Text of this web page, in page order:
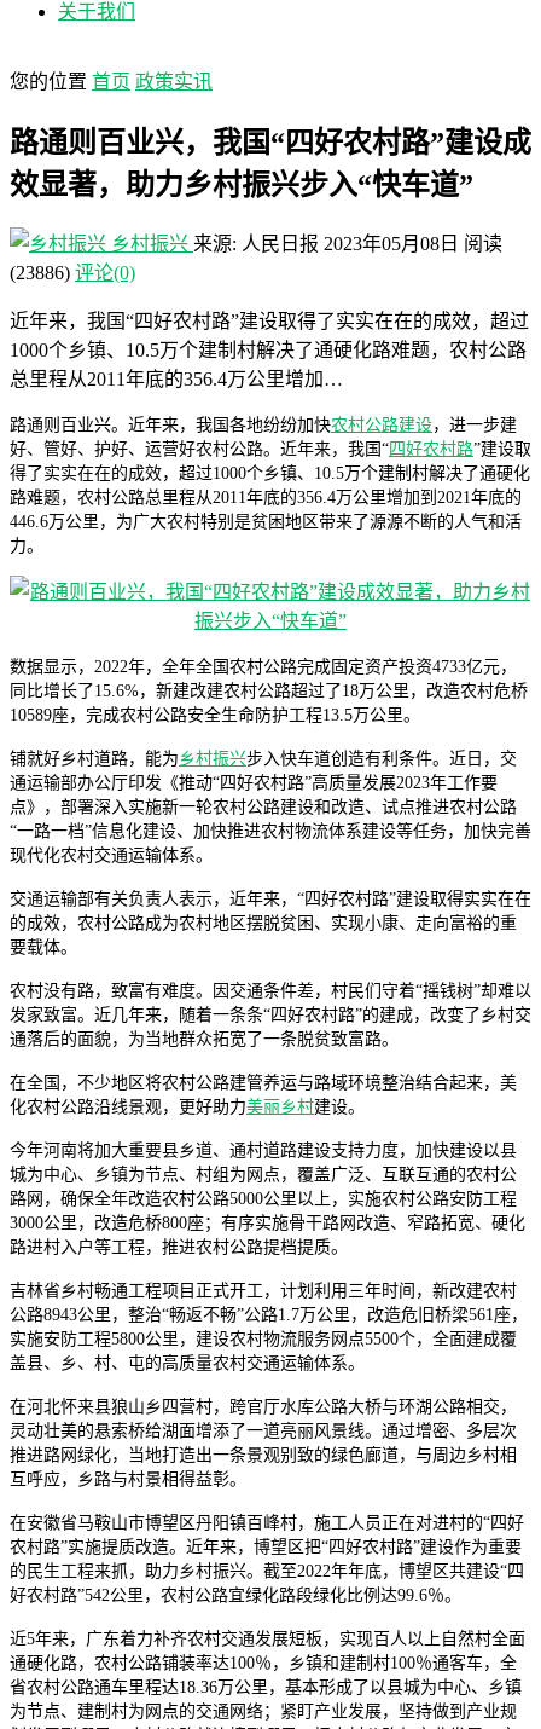
关于我们
您的位置 首页 政策实讯
路通则百业兴，我国“四好农村路”建设成
效显著，助力乡村振兴步入“快车道”
乡村振兴 来源: 人民日报 2023年05月08日 阅读
(23886) 评论(0)
近年来，我国“四好农村路”建设取得了实实在在的成效，超过
1000个乡镇、10.5万个建制村解决了通硬化路难题，农村公路
总里程从2011年底的356.4万公里增加…
路通则百业兴。近年来，我国各地纷纷加快农村公路建设，进一步建
好、管好、护好、运营好农村公路。近年来，我国“四好农村路”建设取
得了实实在在的成效，超过1000个乡镇、10.5万个建制村解决了通硬化
路难题，农村公路总里程从2011年底的356.4万公里增加到2021年底的
446.6万公里，为广大农村特别是贫困地区带来了源源不断的人气和活
力。
数据显示，2022年，全年全国农村公路完成固定资产投资4733亿元，
同比增长了15.6%，新建改建农村公路超过了18万公里，改造农村危桥
10589座，完成农村公路安全生命防护工程13.5万公里。
铺就好乡村道路，能为乡村振兴步入快车道创造有利条件。近日，交
通运输部办公厅印发《推动“四好农村路”高质量发展2023年工作要
点》，部署深入实施新一轮农村公路建设和改造、试点推进农村公路
“一路一档”信息化建设、加快推进农村物流体系建设等任务，加快完善
现代化农村交通运输体系。
交通运输部有关负责人表示，近年来，“四好农村路”建设取得实实在在
的成效，农村公路成为农村地区摆脱贫困、实现小康、走向富裕的重
要载体。
农村没有路，致富有难度。因交通条件差，村民们守着“摇钱树”却难以
发家致富。近几年来，随着一条条“四好农村路”的建成，改变了乡村交
通落后的面貌，为当地群众拓宽了一条脱贫致富路。
在全国，不少地区将农村公路建管养运与路域环境整治结合起来，美
化农村公路沿线景观，更好助力美丽乡村建设。
今年河南将加大重要县乡道、通村道路建设支持力度，加快建设以县
城为中心、乡镇为节点、村组为网点，覆盖广泛、互联互通的农村公
路网，确保全年改造农村公路5000公里以上，实施农村公路安防工程
3000公里，改造危桥800座；有序实施骨干路网改造、窄路拓宽、硬化
路进村入户等工程，推进农村公路提档提质。
吉林省乡村畅通工程项目正式开工，计划利用三年时间，新改建农村
公路8943公里，整治“畅返不畅”公路1.7万公里，改造危旧桥梁561座，
实施安防工程5800公里，建设农村物流服务网点5500个，全面建成覆
盖县、乡、村、屯的高质量农村交通运输体系。
在河北怀来县狼山乡四营村，跨官厅水库公路大桥与环湖公路相交，
灵动壮美的悬索桥给湖面增添了一道亮丽风景线。通过增密、多层次
推进路网绿化，当地打造出一条景观别致的绿色廊道，与周边乡村相
互呼应，乡路与村景相得益彰。
在安徽省马鞍山市博望区丹阳镇百峰村，施工人员正在对进村的“四好
农村路”实施提质改造。近年来，博望区把“四好农村路”建设作为重要
的民生工程来抓，助力乡村振兴。截至2022年年底，博望区共建设“四
好农村路”542公里，农村公路宜绿化路段绿化比例达99.6％。
近5年来，广东着力补齐农村交通发展短板，实现百人以上自然村全面
通硬化路，农村公路铺装率达100％，乡镇和建制村100％通客车，全
省农村公路通车里程达18.36万公里，基本形成了以县城为中心、乡镇
为节点、建制村为网点的交通网络；紧盯产业发展，坚持做到产业规